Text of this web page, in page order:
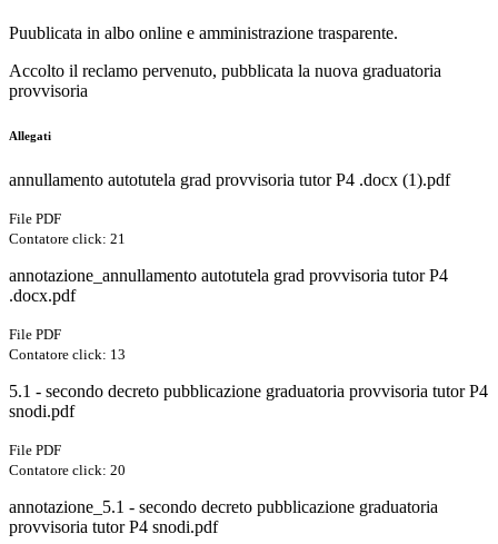
Puublicata in albo online e amministrazione trasparente.
Accolto il reclamo pervenuto, pubblicata la nuova graduatoria
provvisoria
Allegati
annullamento autotutela grad provvisoria tutor P4 .docx (1).pdf
File PDF
Contatore click: 21
annotazione_annullamento autotutela grad provvisoria tutor P4
.docx.pdf
File PDF
Contatore click: 13
5.1 - secondo decreto pubblicazione graduatoria provvisoria tutor P4
snodi.pdf
File PDF
Contatore click: 20
annotazione_5.1 - secondo decreto pubblicazione graduatoria
provvisoria tutor P4 snodi.pdf